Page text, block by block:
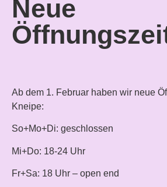
Neue
Ab dem 1. Februar haben wir neue
Kneipe:
So+Mo+Di: geschlossen
Mi+Do: 18-24 Uhr
Fr+Sa: 18 Uhr – open end